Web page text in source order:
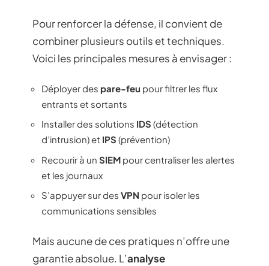
Pour renforcer la défense, il convient de
combiner plusieurs outils et techniques.
Voici les principales mesures à envisager :
Déployer des pare-feu pour filtrer les flux
entrants et sortants
Installer des solutions IDS (détection
d’intrusion) et IPS (prévention)
Recourir à un SIEM pour centraliser les alertes
et les journaux
S’appuyer sur des VPN pour isoler les
communications sensibles
Mais aucune de ces pratiques n’offre une
garantie absolue. L’analyse